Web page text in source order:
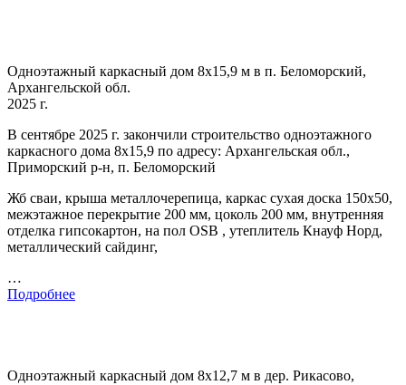
Одноэтажный каркасный дом 8х15,9 м в п. Беломорский,
Архангельской обл.
2025 г.
В сентябре 2025 г. закончили строительство одноэтажного
каркасного дома 8х15,9 по адресу: Архангельская обл.,
Приморский р-н, п. Беломорский
Жб сваи, крыша металлочерепица, каркас сухая доска 150х50,
межэтажное перекрытие 200 мм, цоколь 200 мм, внутренняя
отделка гипсокартон, на пол OSB , утеплитель Кнауф Норд,
металлический сайдинг,
…
Подробнее
Одноэтажный каркасный дом 8х12,7 м в дер. Рикасово,